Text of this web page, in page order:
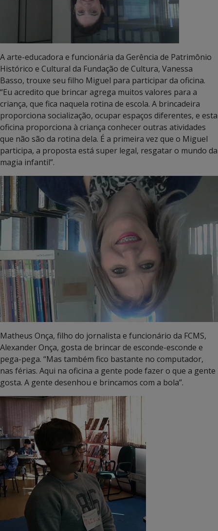
A arte-educadora e funcionária da Gerência de Patrimônio
Histórico e Cultural da Fundação de Cultura, Vanessa
Basso, trouxe seu filho Miguel para participar da oficina.
“Eu acredito que brincar agrega muitos valores para a
criança, que fica naquela rotina de escola. A brincadeira
proporciona socialização, ocupar espaços diferentes, e esta
oficina proporciona à criança conhecer outras atividades
que não são da rotina dela. É a primeira vez que o Miguel
participa, a proposta está super legal, resgatar o mundo da
magia infantil”.
Matheus Onça, filho do jornalista e funcionário da FCMS,
Alexander Onça, gosta de brincar de esconde-esconde e
pega-pega. “Mas também fico bastante no computador,
nas férias. Aqui na oficina a gente pode fazer o que a gente
gosta. A gente desenhou e brincamos com a bola”.